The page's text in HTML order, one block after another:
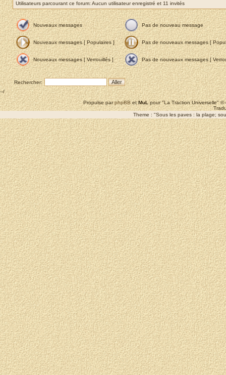
Utilisateurs parcourant ce forum: Aucun utilisateur enregistré et 11 invités
Nouveaux messages Pas de nouveau message
Nouveaux messages [ Populaires ] Pas de nouveaux messages [
Nouveaux messages [ Verrouillés ] Pas de nouveaux messages [
Rechercher:
--/
Propulse parphpBBetMuLpour "La Traction Universelle"
Theme : "Sous les paves : la plage;